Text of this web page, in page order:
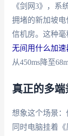
《剑网3》，系
拥堵的新加坡
信机房。这种
无间用什么加速
从450ms降至
真正的多
想象这个场景：
同时电脑挂着